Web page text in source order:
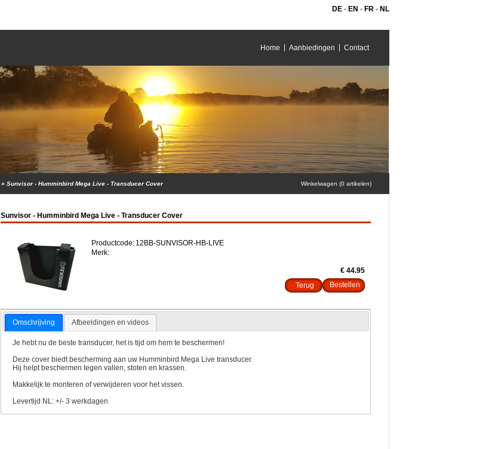
DE - EN - FR - NL
Home Aanbiedingen Contact
» Sunvisor - Humminbird Mega Live - Transducer Cover Winkelwagen (0 artikelen)
Sunvisor - Humminbird Mega Live - Transducer Cover
Productcode: 12BB-SUNVISOR-HB-LIVE
Merk:
€ 44.95
Terug
Omschrijving Afbeeldingen en videos
Je hebt nu de beste transducer, het is tijd om hem te beschermen!
Deze cover biedt bescherming aan uw Humminbird Mega Live transducer.
Hij helpt beschermen tegen vallen, stoten en krassen.
Makkelijk te monteren of verwijderen voor het vissen.
Levertijd NL: +/- 3 werkdagen